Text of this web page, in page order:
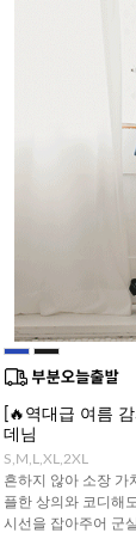
[🔥역대급 여름
데님
S,M,L,XL,2XL
흔하지 않아 소장 가
플한 상의와 코디해
시선을 잡아주어 군